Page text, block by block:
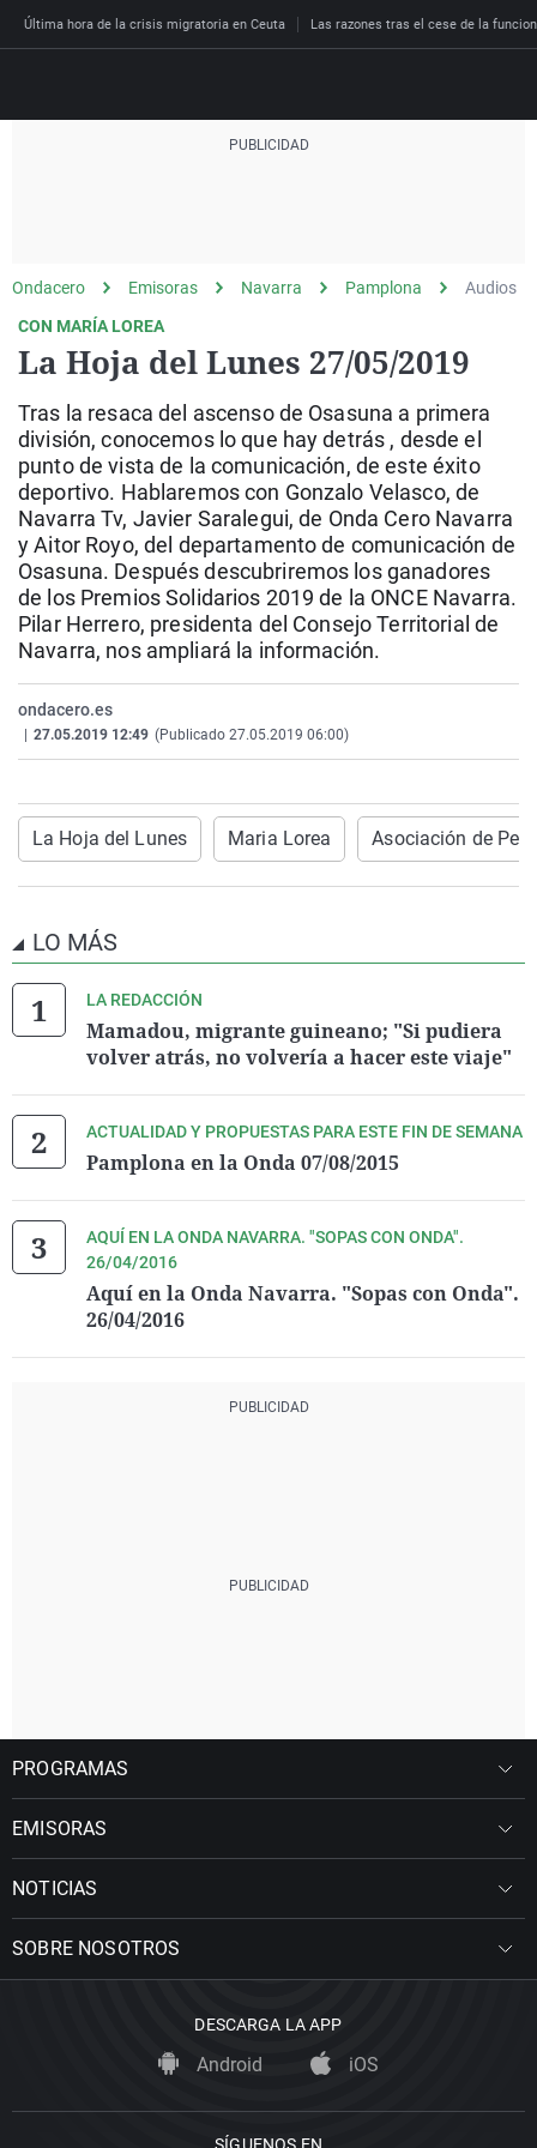
Última hora de la crisis migratoria en Ceuta Las razones tras el cese de la
Por fin
Julia en la onda
Radioestadio
Radioestadio noche
El colegio invisible
La rosa de los vientos
Gente viajera
Como el perro y el
Malas decisiones
Expedientes del más
Invisibles
Prohibido morirse
Esto no ha pasado
Caso
Retornados
Equipo de
Operación Viuda
Aragón
Baleares
Cataluña
Comunidad de Madrid
Comunitat Valenciana
Extremadura
Galicia
La Rioja
Navarra
País Vasco
Economía
Deportes
Baloncesto
Tenis
El tiempo
Más noticias
Mundo
Salud
Ciencia y Tecnología
Gastronomía
Medio ambiente
Virales
Televisión
Elecciones
Ondacero Emisoras Navarra Pamplona
Audios
CON MARÍA LOREA
La Hoja del Lunes 27/05/2019
Tras la resaca del ascenso de Osasuna a primera
división, conocemos lo que hay detrás , desde el
punto de vista de la comunicación, de este éxito
deportivo. Hablaremos con Gonzalo Velasco, de
Navarra Tv, Javier Saralegui, de Onda Cero Navarra
y Aitor Royo, del departamento de comunicación de
Osasuna. Después descubriremos los ganadores
de los Premios Solidarios 2019 de la ONCE Navarra.
Pilar Herrero, presidenta del Consejo Territorial de
Navarra, nos ampliará la información.
ondacero.es
27.05.2019 12:49 (Publicado 27.05.2019 06:00)
La Hoja del Lunes Maria Lorea Asociación de
LO MÁS
LA REDACCIÓN
Mamadou, migrante guineano; "Si pudiera
volver atrás, no volvería a hacer este viaje"
ACTUALIDAD Y PROPUESTAS PARA ESTE FIN DE SEMANA
Pamplona en la Onda 07/08/2015
AQUÍ EN LA ONDA NAVARRA. "SOPAS CON ONDA".
26/04/2016
Aquí en la Onda Navarra. "Sopas con Onda".
26/04/2016
PROGRAMAS
EMISORAS
NOTICIAS
SOBRE NOSOTROS
DESCARGA LA APP
Android iOS
SÍGUENOS EN